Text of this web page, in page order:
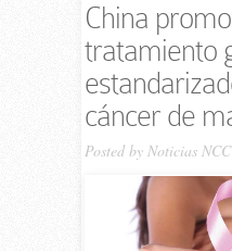
China
tratamiento
cáncer de
Posted by Noticias NCC